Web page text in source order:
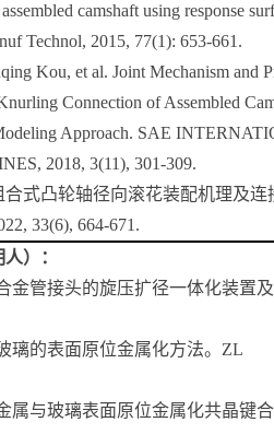
camshaft using response
Technol, 2015, 77(1): 653-661.
Kou, et al. Joint Mechanism and
Connection of Assembled
Approach. SAE
2018, 3(11), 301-309.
合式凸轮轴径向滚花装配机理及连
33(6), 664-671.
）：
金管接头的旋压扩径一体化装置
璃的表面原位金属化方法。 ZL
属与玻璃表面原位金属化共晶键